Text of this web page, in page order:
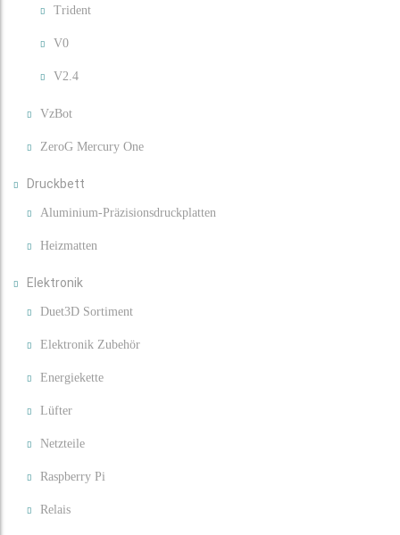
Trident
V0
V2.4
VzBot
ZeroG Mercury One
Druckbett
Aluminium-Präzisionsdruckplatten
Heizmatten
Elektronik
Duet3D Sortiment
Elektronik Zubehör
Energiekette
Lüfter
Netzteile
Raspberry Pi
Relais